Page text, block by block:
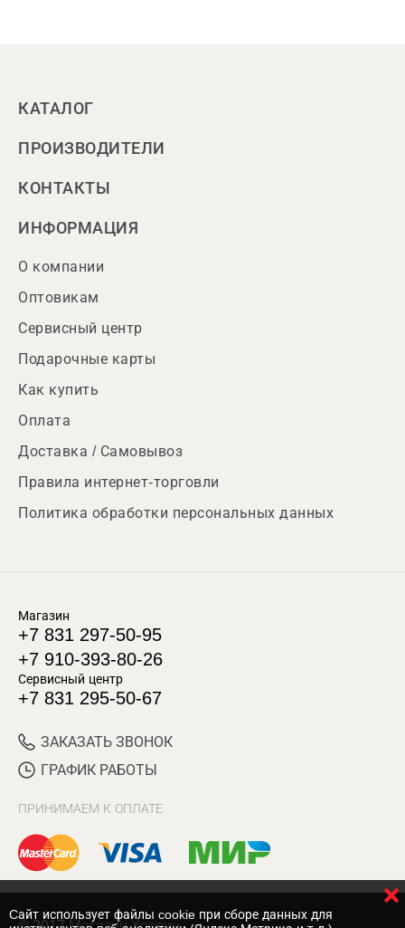
КАТАЛОГ
ПРОИЗВОДИТЕЛИ
КОНТАКТЫ
ИНФОРМАЦИЯ
О компании
Оптовикам
Сервисный центр
Подарочные карты
Как купить
Оплата
Доставка / Самовывоз
Правила интернет-торговли
Политика обработки персональных данных
Магазин
+7 831 297-50-95
+7 910-393-80-26
Сервисный центр
+7 831 295-50-67
ЗАКАЗАТЬ ЗВОНОК
ГРАФИК РАБОТЫ
ПРИНИМАЕМ К ОПЛАТЕ
Cайт использует файлы cookie при сборе данных для